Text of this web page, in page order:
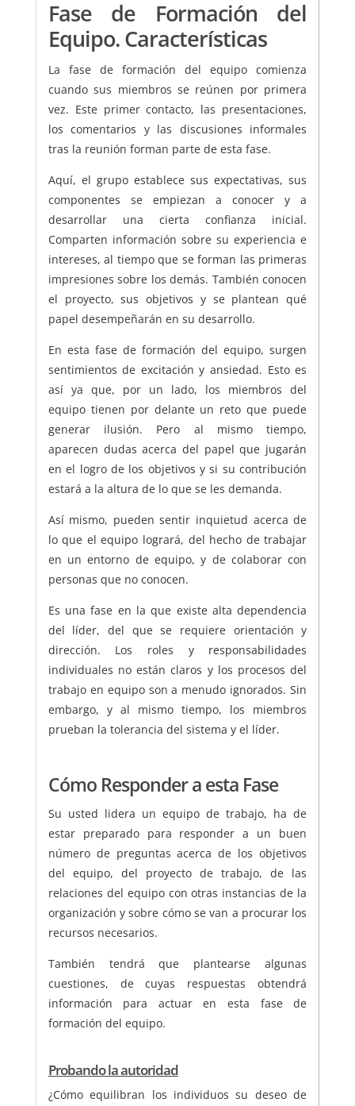
Fase de Formación del
Equipo. Características
La fase de formación del equipo comienza
cuando sus miembros se reúnen por primera
vez. Este primer contacto, las presentaciones,
los comentarios y las discusiones informales
tras la reunión forman parte de esta fase.
Aquí, el grupo establece sus expectativas, sus
componentes se empiezan a conocer y a
desarrollar una cierta confianza inicial.
Comparten información sobre su experiencia e
intereses, al tiempo que se forman las primeras
impresiones sobre los demás. También conocen
el proyecto, sus objetivos y se plantean qué
papel desempeñarán en su desarrollo.
En esta fase de formación del equipo, surgen
sentimientos de excitación y ansiedad. Esto es
así ya que, por un lado, los miembros del
equipo tienen por delante un reto que puede
generar ilusión. Pero al mismo tiempo,
aparecen dudas acerca del papel que jugarán
en el logro de los objetivos y si su contribución
estará a la altura de lo que se les demanda.
Así mismo, pueden sentir inquietud acerca de
lo que el equipo logrará, del hecho de trabajar
en un entorno de equipo, y de colaborar con
personas que no conocen.
Es una fase en la que existe alta dependencia
del líder, del que se requiere orientación y
dirección. Los roles y responsabilidades
individuales no están claros y los procesos del
trabajo en equipo son a menudo ignorados. Sin
embargo, y al mismo tiempo, los miembros
prueban la tolerancia del sistema y el líder.
Cómo Responder a esta Fase
Su usted lidera un equipo de trabajo, ha de
estar preparado para responder a un buen
número de preguntas acerca de los objetivos
del equipo, del proyecto de trabajo, de las
relaciones del equipo con otras instancias de la
organización y sobre cómo se van a procurar los
recursos necesarios.
También tendrá que plantearse algunas
cuestiones, de cuyas respuestas obtendrá
información para actuar en esta fase de
formación del equipo.
Probando la autoridad
¿Cómo equilibran los individuos su deseo de